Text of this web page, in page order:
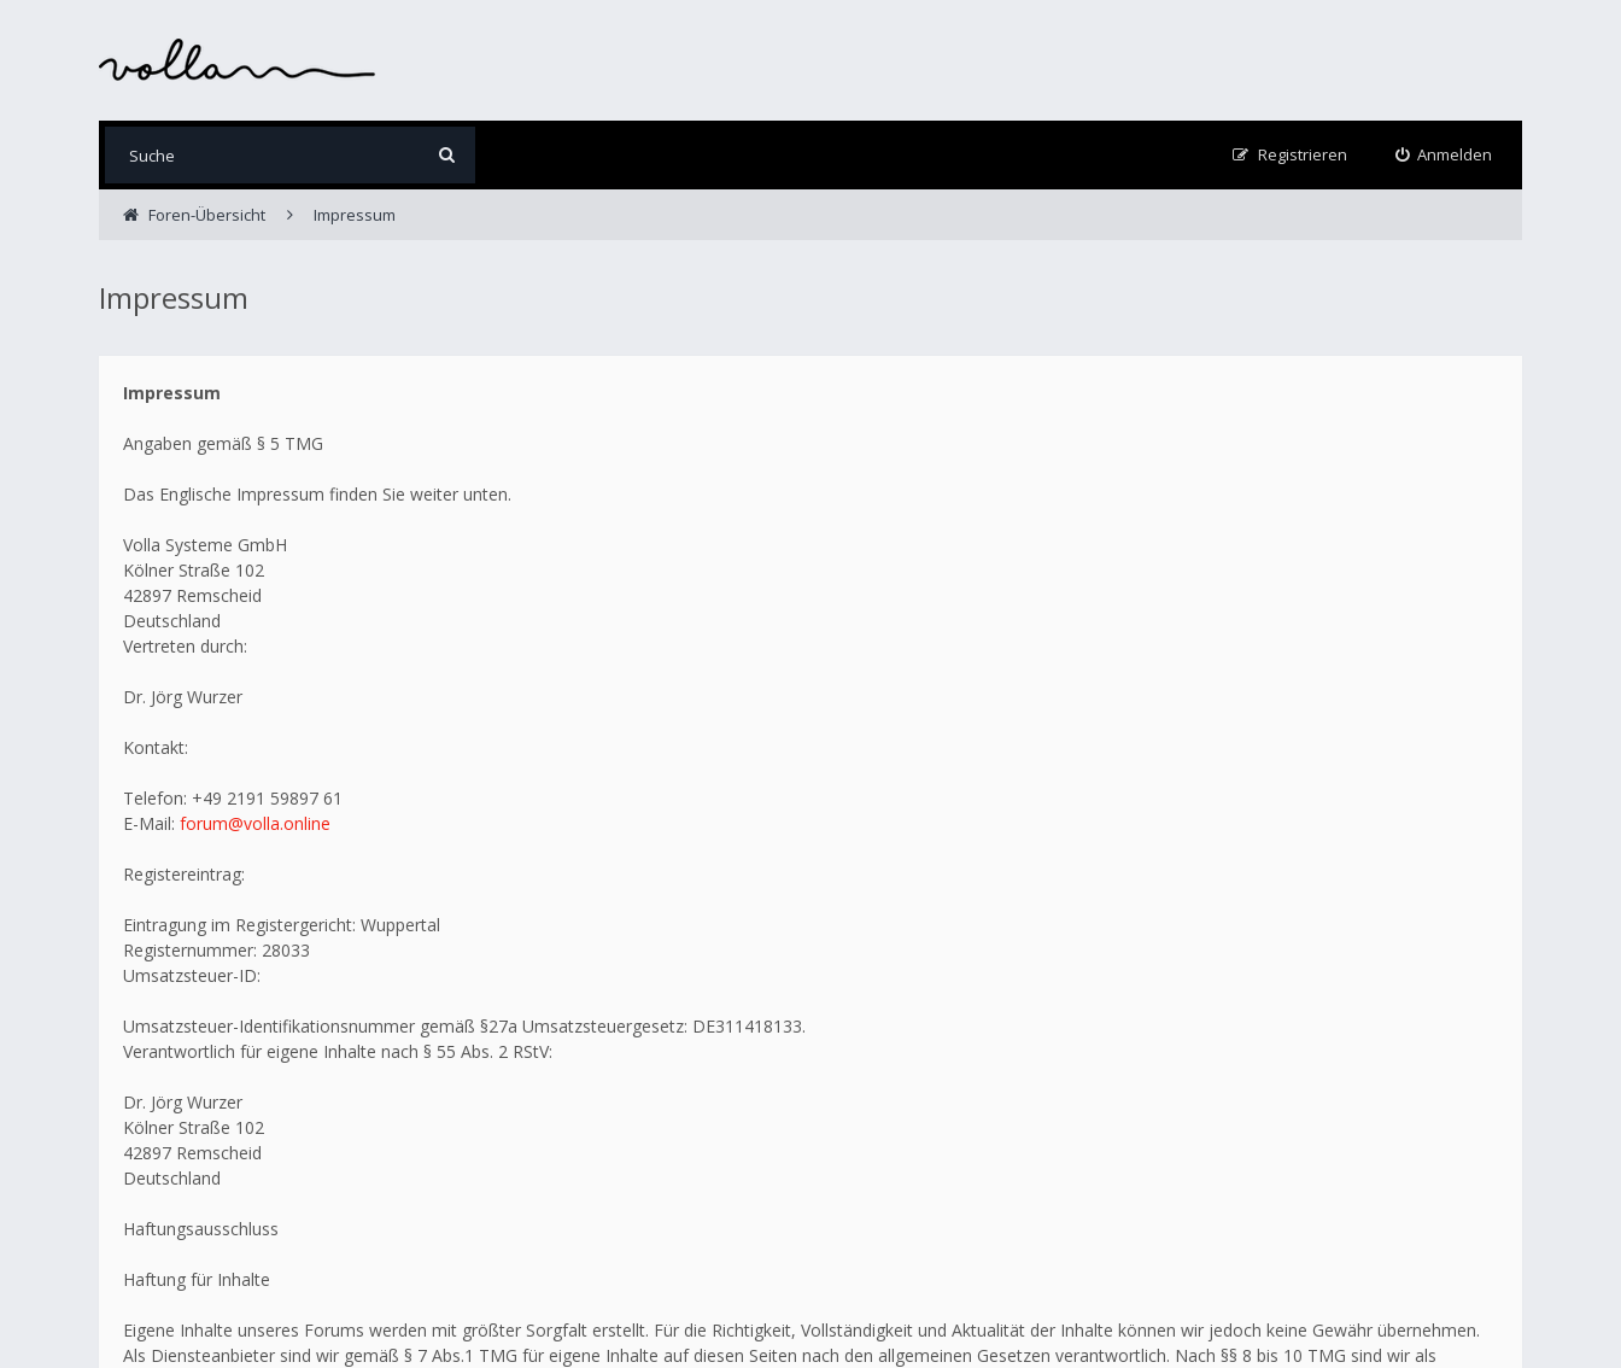
Anmelden
Registrieren
Foren-Übersicht Impressum
Impressum
Impressum
Angaben gemäß § 5 TMG
Das Englische Impressum finden Sie weiter unten.
Volla Systeme GmbH
Kölner Straße 102
42897 Remscheid
Deutschland
Vertreten durch:
Dr. Jörg Wurzer
Kontakt:
Telefon: +49 2191 59897 61
E-Mail: forum@volla.online
Registereintrag:
Eintragung im Registergericht: Wuppertal
Registernummer: 28033
Umsatzsteuer-ID:
Umsatzsteuer-Identifikationsnummer gemäß §27a Umsatzsteuergesetz: DE311418133.
Verantwortlich für eigene Inhalte nach § 55 Abs. 2 RStV:
Dr. Jörg Wurzer
Kölner Straße 102
42897 Remscheid
Deutschland
Haftungsausschluss
Haftung für Inhalte
Eigene Inhalte unseres Forums werden mit größter Sorgfalt erstellt. Für die Richtigkeit, Vollständigkeit und Aktualität der Inhalte können wir jedoch keine Gewähr übernehmen.
Als Diensteanbieter sind wir gemäß § 7 Abs.1 TMG für eigene Inhalte auf diesen Seiten nach den allgemeinen Gesetzen verantwortlich. Nach §§ 8 bis 10 TMG sind wir als